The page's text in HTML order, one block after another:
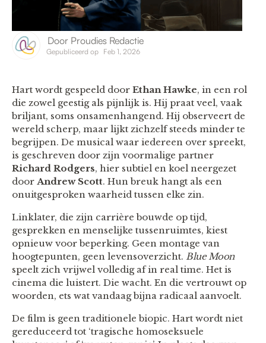
Door Proudies Redactie
Gepubliceerd op Feb 1, 2026
Hart wordt gespeeld door Ethan Hawke, in een rol
die zowel geestig als pijnlijk is. Hij praat veel, vaak
briljant, soms onsamenhangend. Hij observeert de
wereld scherp, maar lijkt zichzelf steeds minder te
begrijpen. De musical waar iedereen over spreekt,
is geschreven door zijn voormalige partner
Richard Rodgers, hier subtiel en koel neergezet
door Andrew Scott. Hun breuk hangt als een
onuitgesproken waarheid tussen elke zin.
Linklater, die zijn carrière bouwde op tijd,
gesprekken en menselijke tussenruimtes, kiest
opnieuw voor beperking. Geen montage van
hoogtepunten, geen levensoverzicht. Blue Moon
speelt zich vrijwel volledig af in real time. Het is
cinema die luistert. Die wacht. En die vertrouwt op
woorden, ets wat vandaag bijna radicaal aanvoelt.
De film is geen traditionele biopic. Hart wordt niet
gereduceerd tot ‘tragische homoseksuele